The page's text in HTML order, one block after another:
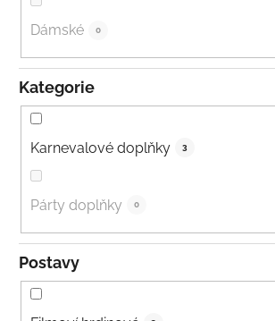
Dámské 0
Kategorie
Karnevalové doplňky 3
Párty doplňky 0
Postavy